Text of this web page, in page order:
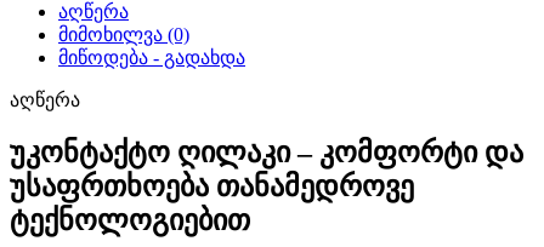
აღწერა
მიმოხილვა (0)
მიწოდება - გადახდა
აღწერა
უკონტაქტო ღილაკი– კომფორტი და
უსაფრთხოება თანამედროვე
ტექნოლოგიებით